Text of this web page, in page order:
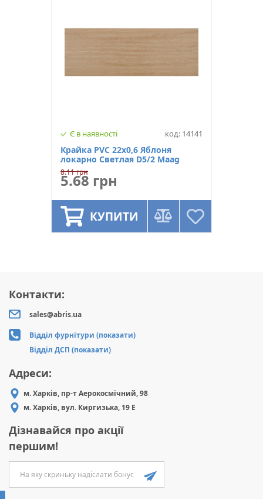
Є в наявності код: 14141
Крайка PVC 22х0,6 Яблоня
локарно Светлая D5/2 Maag
8.11 грн
5.68 грн
КУПИТИ
Контакти:
sales@abris.ua
Відділ фурнітури (показати)
Відділ ДСП (показати)
Адреси:
м. Харків, пр-т Аерокосмічний, 98
м. Харків, вул. Киргизька, 19 Е
Дізнавайся про акції
першим!